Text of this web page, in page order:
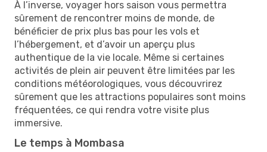
À l’inverse, voyager hors saison vous permettra
sûrement de rencontrer moins de monde, de
bénéficier de prix plus bas pour les vols et
l’hébergement, et d’avoir un aperçu plus
authentique de la vie locale. Même si certaines
activités de plein air peuvent être limitées par les
conditions météorologiques, vous découvrirez
sûrement que les attractions populaires sont moins
fréquentées, ce qui rendra votre visite plus
immersive.
Le temps à Mombasa